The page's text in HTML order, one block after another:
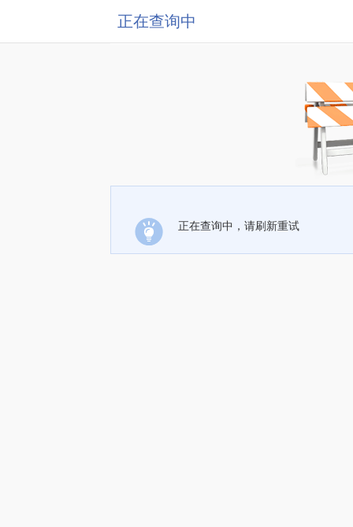
正在查询中
正在查询中，请刷新重试